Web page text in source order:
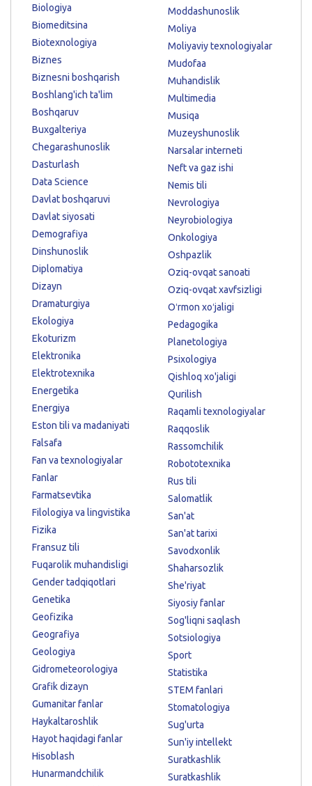
Biologiya
Biomeditsina
Biotexnologiya
Biznes
Biznesni boshqarish
Boshlang'ich ta'lim
Boshqaruv
Buxgalteriya
Chegarashunoslik
Dasturlash
Data Science
Davlat boshqaruvi
Davlat siyosati
Demografiya
Dinshunoslik
Diplomatiya
Dizayn
Dramaturgiya
Ekologiya
Ekoturizm
Elektronika
Elektrotexnika
Energetika
Energiya
Eston tili va madaniyati
Falsafa
Fan va texnologiyalar
Fanlar
Farmatsevtika
Filologiya va lingvistika
Fizika
Fransuz tili
Fuqarolik muhandisligi
Gender tadqiqotlari
Genetika
Geofizika
Geografiya
Geologiya
Gidrometeorologiya
Grafik dizayn
Gumanitar fanlar
Haykaltaroshlik
Hayot haqidagi fanlar
Hisoblash
Hunarmandchilik
Moddashunoslik
Moliya
Moliyaviy texnologiyalar
Mudofaa
Muhandislik
Multimedia
Musiqa
Muzeyshunoslik
Narsalar interneti
Neft va gaz ishi
Nemis tili
Nevrologiya
Neyrobiologiya
Onkologiya
Oshpazlik
Oziq-ovqat sanoati
Oziq-ovqat xavfsizligi
Oʻrmon xoʻjaligi
Pedagogika
Planetologiya
Psixologiya
Qishloq xo'jaligi
Qurilish
Raqamli texnologiyalar
Raqqoslik
Rassomchilik
Robototexnika
Rus tili
Salomatlik
San'at
San'at tarixi
Savodxonlik
Shaharsozlik
She'riyat
Siyosiy fanlar
Sog'liqni saqlash
Sotsiologiya
Sport
Statistika
STEM fanlari
Stomatologiya
Sug'urta
Sun'iy intellekt
Suratkashlik
Suratkashlik